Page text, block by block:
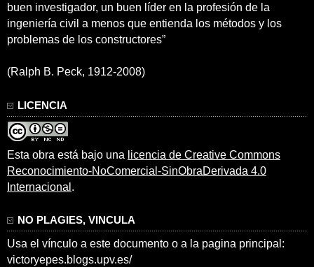
buen investigador, un buen líder en la profesión de la
ingeniería civil a menos que entienda los métodos y los
problemas de los constructores”
(Ralph B. Peck, 1912-2008)
LICENCIA
Esta obra está bajo una licencia de Creative Commons
Reconocimiento-NoComercial-SinObraDerivada 4.0
Internacional .
NO PLAGIES, VINCULA
Usa el vínculo a este documento o a la pagina principal:
victoryepes.blogs.upv.es/